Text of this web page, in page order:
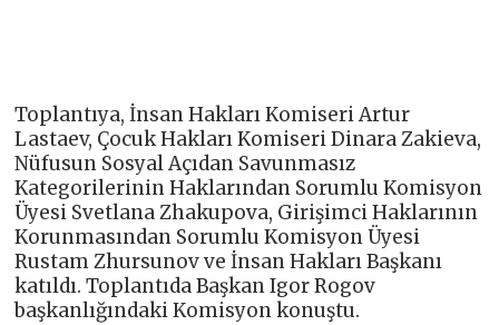
Toplantıya, İnsan Hakları Komiseri Artur
Lastaev, Çocuk Hakları Komiseri Dinara Zakieva,
Nüfusun Sosyal Açıdan Savunmasız
Kategorilerinin Haklarından Sorumlu Komisyon
Üyesi Svetlana Zhakupova, Girişimci Haklarının
Korunmasından Sorumlu Komisyon Üyesi
Rustam Zhursunov ve İnsan Hakları Başkanı
katıldı. Toplantıda Başkan Igor Rogov
başkanlığındaki Komisyon konuştu.